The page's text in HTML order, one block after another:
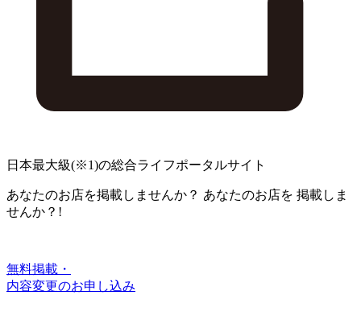
日本最大級(※1)の総合ライフポータルサイト
あなたのお店を掲載しませんか？ あなたのお店を 掲載しま
せんか？!
無料掲載・
内容変更のお申し込み